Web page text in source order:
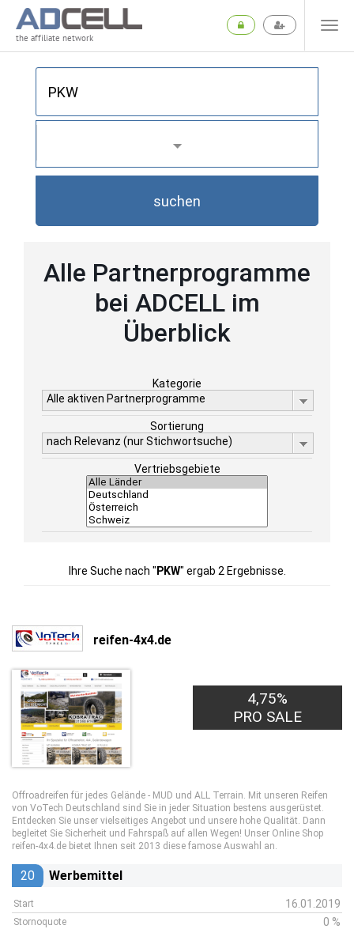
the affiliate network
suchen
Alle Partnerprogramme
bei ADCELL im
Überblick
Kategorie
Alle aktiven Partnerprogramme
Sortierung
nach Relevanz (nur Stichwortsuche)
Vertriebsgebiete
Ihre Suche nach " PKW" ergab 2 Ergebnisse.
reifen-4x4.de
4,75%
PRO SALE
Offroadreifen für jedes Gelände - MUD und ALL Terrain. Mit unseren Reifen
von VoTech Deutschland sind Sie in jeder Situation bestens ausgerüstet.
Entdecken Sie unser vielseitiges Angebot und unsere hohe Qualität. Dann
begleitet Sie Sicherheit und Fahrspaß auf allen Wegen! Unser Online Shop
reifen-4x4.de bietet Ihnen seit 2013 diese famose Auswahl an.
20 Werbemittel
Start 16.01.2019
Stornoquote 0 %